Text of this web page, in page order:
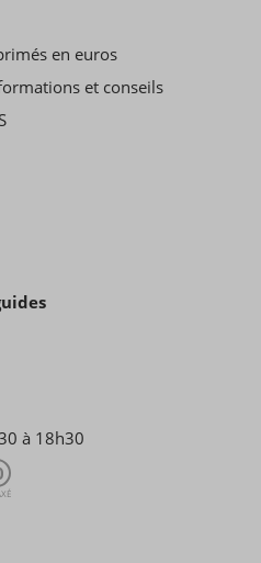
en euros
et conseils
à 18h30